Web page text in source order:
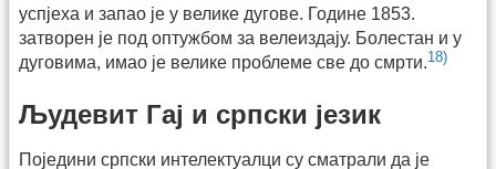
успјеха и запао је у велике дугове. Године 1853.
затворен је под оптужбом за велеиздају. Болестан и у
дуговима, имао је велике проблеме све до смрти.18)
Људевит Гај и српски језик
Поједини српски интелектуалци су сматрали да је